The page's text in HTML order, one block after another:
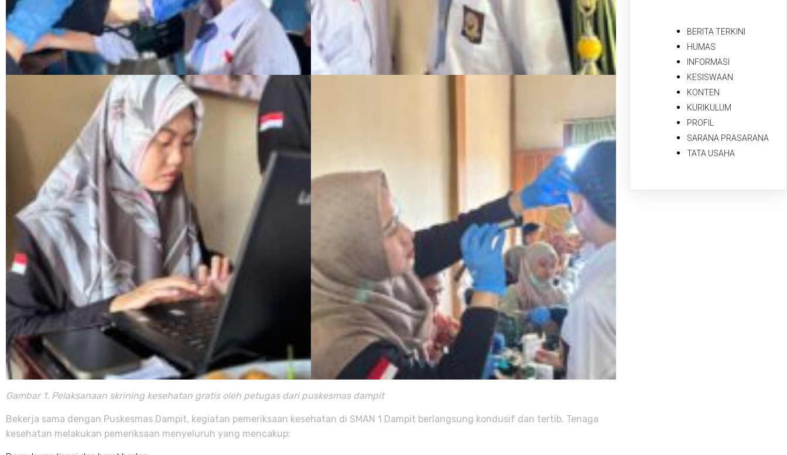
Gambar 1. Pelaksanaan skrining kesehatan gratis oleh petugas dari puskesmas dampit
Bekerja sama dengan Puskesmas Dampit, kegiatan pemeriksaan kesehatan di SMAN 1 Dampit berlangsung kondusif dan tertib. Tenaga
kesehatan melakukan pemeriksaan menyeluruh yang mencakup:
BERITA TERKINI
HUMAS
INFORMASI
KESISWAAN
KONTEN
KURIKULUM
PROFIL
SARANA PRASARANA
TATA USAHA